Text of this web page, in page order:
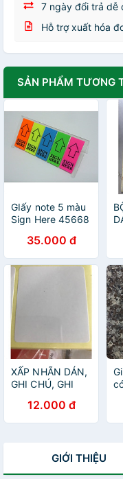
7 ngày đổi trả dễ
Hỗ trợ xuất hóa
SẢN PHẨM TƯƠNG
GIấy note 5 màu
Sign Here 45668
35.000 đ
XẤP NHÃN DÁN,
GHI CHÚ, GHI
NO.102
12.000 đ
GIỚI THIỆU